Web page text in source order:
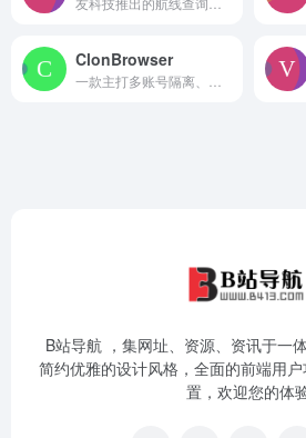
ClonBrowser
B站导航 ，集网址、资源、资讯于一
简约优雅的设计风格，全面的前端用
置，欢迎您的体